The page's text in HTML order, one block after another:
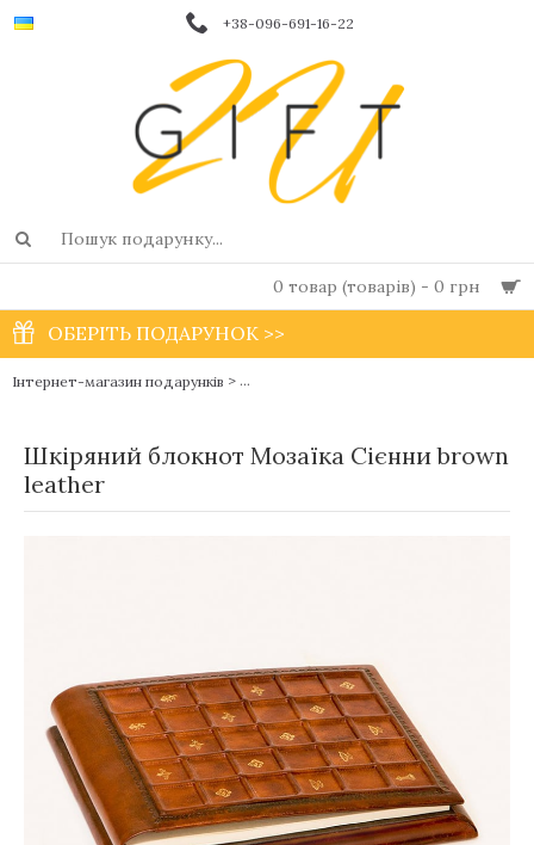
+38-096-691-16-22
0 товар (товарів) - 0 грн
ОБЕРІТЬ ПОДАРУНОК >>
Інтернет-магазин подарунків > Чоловічі фірмові блокноти і щоденники
Шкіряний блокнот Мозаїка Сієнни brown
leather